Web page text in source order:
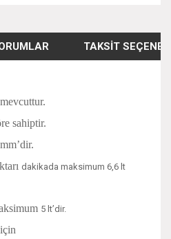
TAKSIT
sahiptir.
dakikada maksimum 6,6 lt
5 lt’dir.